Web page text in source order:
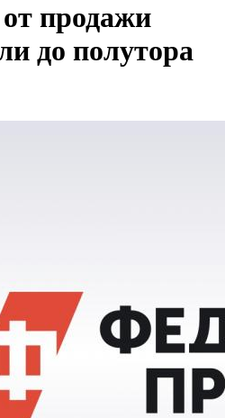
продажи
до полутора